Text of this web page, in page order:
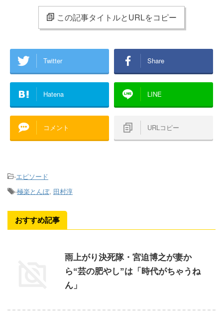
この記事タイトルとURLをコピー
Twitter Share
Hatena LINE
コメント URLコピー
-エピソード
-極楽とんぼ, 田村淳
おすすめ記事
雨上がり決死隊・宮迫博之が妻か
ら“芸の肥やし”は「時代がちゃうね
ん」